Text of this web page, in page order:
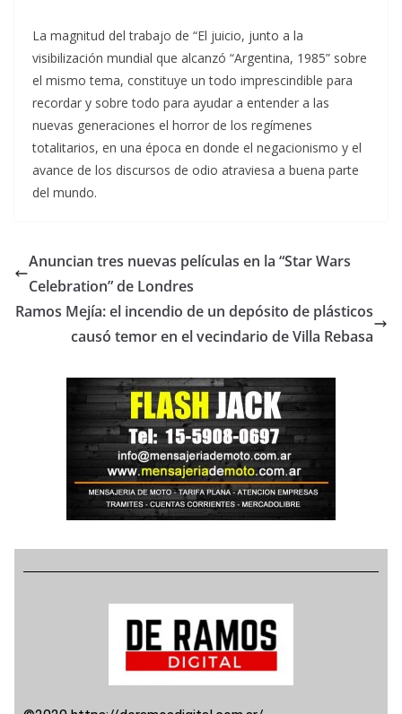
La magnitud del trabajo de “El juicio, junto a la
visibilización mundial que alcanzó “Argentina, 1985” sobre
el mismo tema, constituye un todo imprescindible para
recordar y sobre todo para ayudar a entender a las
nuevas generaciones el horror de los regímenes
totalitarios, en una época en donde el negacionismo y el
avance de los discursos de odio atraviesa a buena parte
del mundo.
Anuncian tres nuevas películas en la “Star Wars
Celebration” de Londres
Ramos Mejía: el incendio de un depósito de plásticos
causó temor en el vecindario de Villa Rebasa